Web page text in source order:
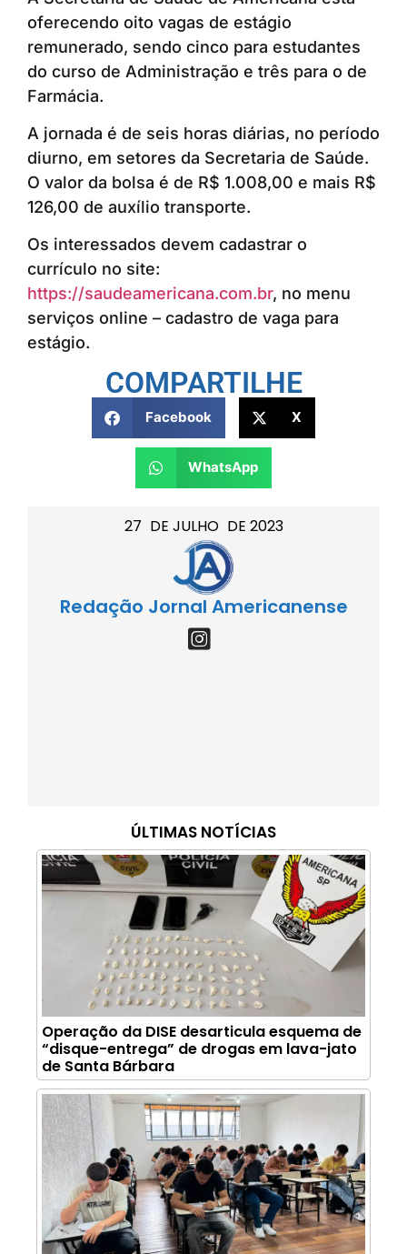
27 DE JULHO DE 2023
Redação Jornal Americanense
ÚLTIMAS NOTÍCIAS
Operação da DISE desarticula esquema de
“disque-entrega” de drogas em lava-jato
de Santa Bárbara
oferecendo oito vagas de estágio
remunerado, sendo cinco para estudantes
do curso de Administração e três para o de
Farmácia.
A jornada é de seis horas diárias, no período
diurno, em setores da Secretaria de Saúde.
O valor da bolsa é de R$ 1.008,00 e mais R$
126,00 de auxílio transporte.
Os interessados devem cadastrar o
currículo no site:
https://saudeamericana.com.br, no menu
serviços online – cadastro de vaga para
estágio.
COMPARTILHE
Facebook X
WhatsApp